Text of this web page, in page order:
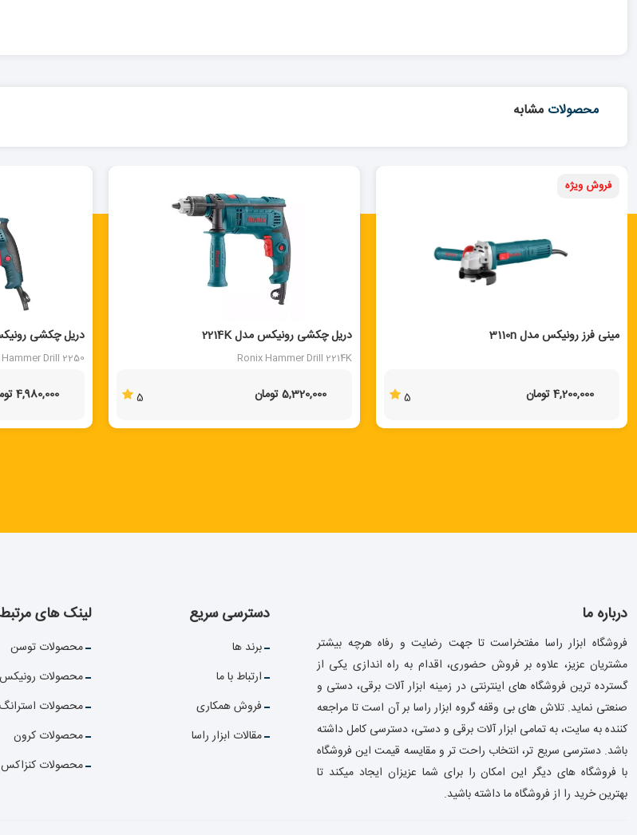
محصولات مشابه
فروش ویژه
مینی فرز رونیکس مدل 3110n
4,200,000 تومان 5
دریل چکشی رونیکس مدل 2214K
Ronix Hammer Drill 2214K
5,320,000 تومان 5
دریل چکشی رونیکس
Drill 2250
4,980,000 تومان
درباره ما
فروشگاه ابزار راسا مفتخراست تا جهت رضایت و رفاه هرچه بیشتر
مشتریان عزیز، علاوه بر فروش حضوری، اقدام به راه اندازی یکی از
گسترده ترین فروشگاه های اینترنتی در زمینه ابزار آلات برقی، دستی و
صنعتی نماید. تلاش های بی وقفه گروه ابزار راسا بر آن است تا مراجعه
کننده به سایت، به تمامی ابزار آلات برقی و دستی، دسترسی کامل داشته
باشد. دسترسی سریع تر، انتخاب راحت تر و مقایسه قیمت این فروشگاه
با فروشگاه های دیگر این امکان را برای شما عزیزان ایجاد میکند تا
بهترین خرید را از فروشگاه ما داشته باشید.
دسترسی سریع
برند ها
ارتباط با ما
فروش همکاری
مقالات ابزار راسا
لینک های مرتبط
محصولات توسن
محصولات رونیکس
محصولات استرانگ
محصولات کرون
محصولات کنزاکس